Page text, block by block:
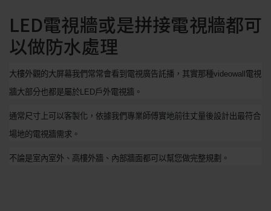
LED電視牆或是拼接電視牆都可
以做防水處理
大樓外觀的大屏幕我們常常會看到電視廣告託播，其實那種videowall 電視
牆大部分也都是屬於LED戶外電視牆。
通常尺寸上可以客製化，依據我們專業師傅實地前往丈量後設計出最符合
場地的電視牆需求。
不論是室內室外、高樓外牆、內部牆面都可以幫您做完整規劃。